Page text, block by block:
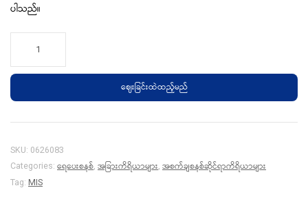
ပါသည်။
ပိုက်
နောက်ပိတ်
ဈေးခြင်းထဲထည့်မည်
SKU: 0626083
Categories: ရေပေးစနစ် အခြားကိရိယာများ အစက်ချစနစ်ဆိုင်ရာကိရိယာများ
Tag: MIS